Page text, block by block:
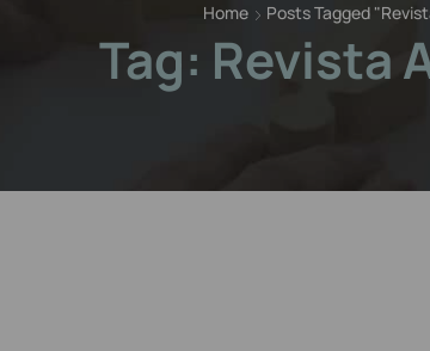
Home Posts Tagged
Tag: Revista